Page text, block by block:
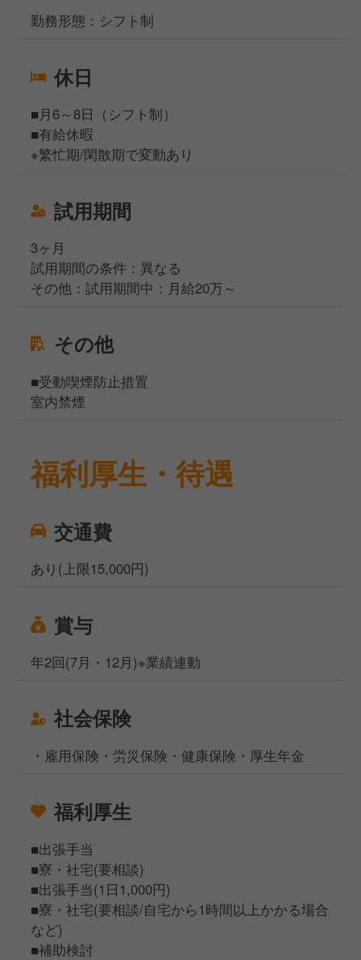
勤務形態：シフト制
休日
■月6～8日（シフト制）
■有給休暇
※繁忙期/閑散期で変動あり
試用期間
3ヶ月
試用期間の条件：異なる
その他：試用期間中：月給20万～
その他
■受動喫煙防止措置
室内禁煙
福利厚生・待遇
交通費
あり(上限15,000円)
賞与
年2回(7月・12月)※業績連動
社会保険
・雇用保険・労災保険・健康保険・厚生年金
福利厚生
■出張手当
■寮・社宅(要相談)
■出張手当(1日1,000円)
■寮・社宅(要相談/自宅から1時間以上かかる場合
など)
■補助検討